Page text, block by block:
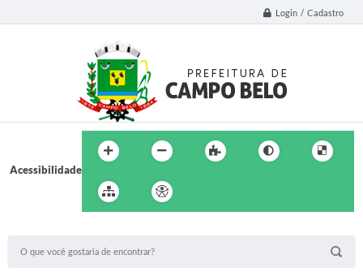
Login / Cadastro
Acessibilidade